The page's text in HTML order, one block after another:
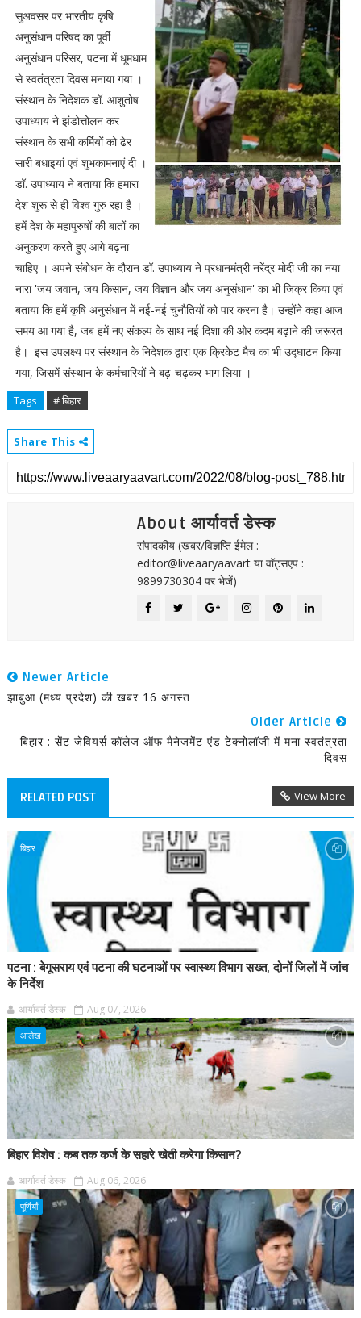
सुअवसर पर भारतीय कृषि
अनुसंधान परिषद का पूर्वी
अनुसंधान परिसर, पटना में धूमधाम
से स्वतंत्रता दिवस मनाया गया ।
संस्थान के निदेशक डॉ. आशुतोष
उपाध्याय ने झंडोत्तोलन कर
संस्थान के सभी कर्मियों को ढेर
सारी बधाइयां एवं शुभकामनाएं दी ।
डॉ. उपाध्याय ने बताया कि हमारा
देश शुरू से ही विश्व गुरु रहा है ।
हमें देश के महापुरुषों की बातों का
अनुकरण करते हुए आगे बढ़ना
चाहिए । अपने संबोधन के दौरान डॉ. उपाध्याय ने प्रधानमंत्री नरेंद्र मोदी जी का नया
नारा 'जय जवान, जय किसान, जय विज्ञान और जय अनुसंधान' का भी जिक्र किया एवं
बताया कि हमें कृषि अनुसंधान में नई-नई चुनौतियों को पार करना है। उन्होंने कहा आज
समय आ गया है, जब हमें नए संकल्प के साथ नई दिशा की ओर कदम बढ़ाने की जरूरत
है। इस उपलक्ष्य पर संस्थान के निदेशक द्वारा एक क्रिकेट मैच का भी उद्घाटन किया
गया, जिसमें संस्थान के कर्मचारियों ने बढ़-चढ़कर भाग लिया ।
Tags # बिहार
Share This
About आर्यावर्त डेस्क
संपादकीय (खबर/विज्ञप्ति ईमेल :
editor@liveaaryaavart या वॉट्सएप :
9899730304 पर भेजें)
Newer Article
झाबुआ (मध्य प्रदेश) की खबर 16 अगस्त
Older Article
बिहार : सेंट जेवियर्स कॉलेज ऑफ मैनेजमेंट एंड टेक्नोलॉजी में मना स्वतंत्रता
दिवस
RELATED POST View More
बिहार
पटना : बेगूसराय एवं पटना की घटनाओं पर स्वास्थ्य विभाग सख्त, दोनों जिलों में जांच
के निर्देश
आर्यावर्त डेस्क Aug 07, 2026
आलेख
बिहार विशेष : कब तक कर्ज के सहारे खेती करेगा किसान?
आर्यावर्त डेस्क Aug 06, 2026
पूर्णियाँ